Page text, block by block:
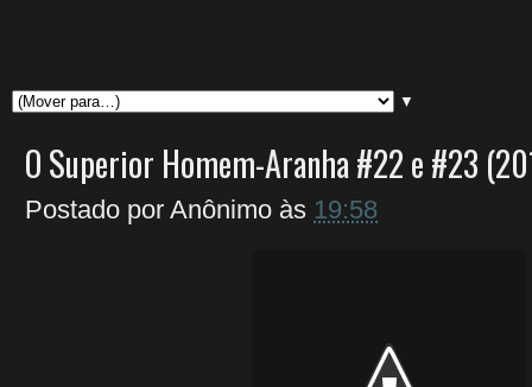
▼
O Superior Homem-Aranha #22 e #23
Postado por Anônimo às 19:58